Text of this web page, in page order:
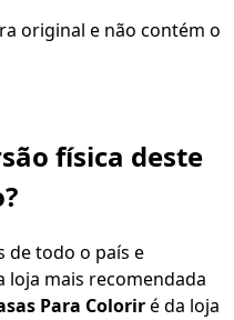
original e não contém o
física deste
de todo o país e
loja mais recomendada
Para Coloriré da loja